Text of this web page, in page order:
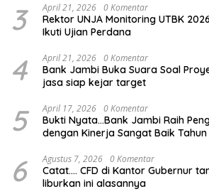
3 April 21, 2026 0 Komentar
Rektor UNJA Monitoring UTBK
Ikuti Ujian Perdana
4 April 21, 2026 0 Komentar
Bank Jambi Buka Suara Soal
jasa siap kejar target
5 April 17, 2026 0 Komentar
Bukti Nyata…Bank Jambi Raih
dengan Kinerja Sangat Baik Tahun
6 Agustus 7, 2026 0 Komentar
Catat…. CFD di Kantor Gubernur
liburkan ini alasannya